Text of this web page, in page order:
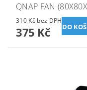
QNAP FAN
310 Kč bez DPH
375 Kč